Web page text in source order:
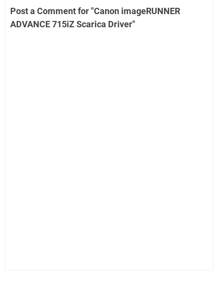
Post a Comment for "Canon imageRUNNER
ADVANCE 715iZ Scarica Driver"